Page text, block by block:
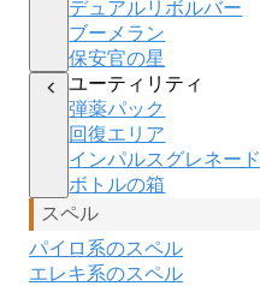
デュアルリボルバー
ブーメラン
保安官の星
ユーティリティ
弾薬パック
回復エリア
インパルスグレネード
ボトルの箱
スペル
パイロ系のスペル
エレキ系のスペル